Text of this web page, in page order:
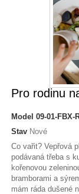
Pro rodinu
Model 09-01-FBX-
Stav Nové
Co vařit? Vepřová
podávaná třeba s
kořenovou
bramborami a
mám ráda dušené